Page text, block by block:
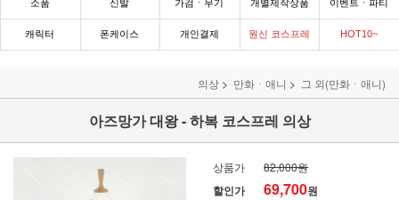
소품 신발 가검ㆍ무기 개별제작상품 이벤트ㆍ파티
캐릭터 폰케이스 개인결제 원신 코스프레 HOT10~
의상 만화ㆍ애니 그 외(만화ㆍ애니)
아즈망가 대왕 - 하복 코스프레 의상
상품가 82,000원
할인가 69,700원